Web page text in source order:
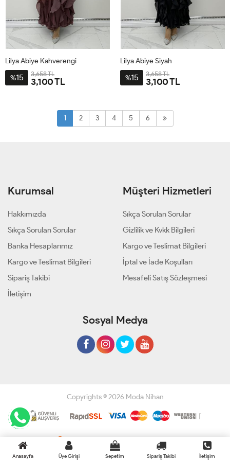
Lilya Abiye Kahverengi
%15 3,658 TL
3,100 TL
Lilya Abiye Siyah
%15 3,658 TL
3,100 TL
1 2 3 4 5 6
Kurumsal
Hakkımızda
Sıkça Sorulan Sorular
Banka Hesaplarımız
Kargo ve Teslimat Bilgileri
Sipariş Takibi
İletişim
Müşteri Hizmetleri
Sıkça Sorulan Sorular
Gizlilik ve Kvkk Bilgileri
Kargo ve Teslimat Bilgileri
İptal ve İade Koşulları
Mesafeli Satış Sözleşmesi
Sosyal Medya
Copyrights © 2026 Moda Nihan
Geliştir - powered by innovation
Anasayfa Üye Girişi Sepetim Sipariş Takibi İletişim